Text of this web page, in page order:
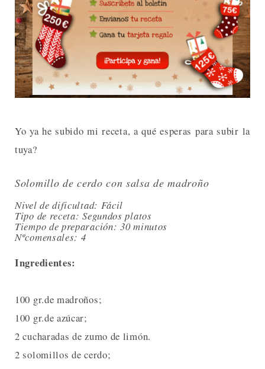
Yo ya he subido mi receta, a qué esperas para subir la
tuya?
Solomillo de cerdo con salsa de madroño
Nivel de dificultad: Fácil
Tipo de receta: Segundos platos
Tiempo de preparación: 30 minutos
Nºcomensales: 4
Ingredientes:
100 gr.de madroños;
100 gr.de azúcar;
2 cucharadas de zumo de limón.
2 solomillos de cerdo;